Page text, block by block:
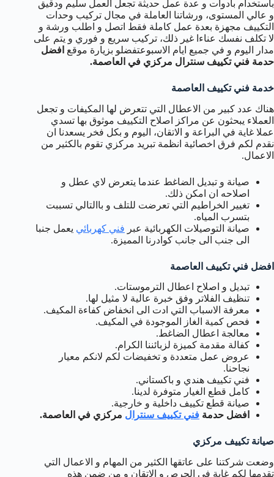
باستخدام بأدوات و عدة عمل حديثة تجعل العمل سليم ودقيق
و عالي المستوى، ورشاتنا العاملة في مجال تركيب وحدات
التكييف مجهزة بعدة عمل كاملة فقط اتصل و اطلب ورشة و
لا تكلف نفسك عناءا غير ذلك، تركيب سريع و فوري و يتم على
مدار اليوم و في جميع ايام الاسبوعتفضلو بزيارة موقع افضل
حدمة فني تكييف سنترال مركزي في العاصمة.
خدمة فني تكييف العاصمة
هناك عدد كبير من الاعطال التي تتعرض لها المكيفات و تجعل
العملاء يبحثون عن مراكز اصلاح التكييف موثوق بها تسدي
عملا غاية في البراعة و الاتقان، اليوم و بكل فخر يسعدنا ان
نقدم لكم فرق اخصائية انظمة تبريد مركزي تقوم بالكثير من
الاعمال.
صيانة و تبديل الضاغط عندما يتعرض لاي عطل و
اصلاحه ان امكن ذلك.
تغيير الخراطيم التي تعرضت للتلف و باالتالي تسببت
بتسرب المياه.
صيانة التوصيلات الكهربائية عبر فني كهربائي يعمل جنبا
الى جنب الى جانب كوادرنا المميزة.
افضل فني تكييف العاصمة
تبديل و اصلاح اعطال الترموستات.
تنظيف الفلاتر وفق خبرة عالية لا مثيل لها.
معرفة الاسباب التي ادت الى انخفاض كفاءة المكيف.
فحص كمية الغاز الموجودة في المكيف.
معالجة اعطال الضاغط.
كفالة مقدمة كميزة لزبائننا الكرام.
عروض عمل متعددة و تخفيضات لكم لانكم معيار
نجاحنا.
فني تكييف هندي و باكستاني.
كامل قطع الغيار متوفرة لدينا.
صيانة قطع تكييف داخلية و خارجية.
افضل حدمة فني تكييف سنترال مركزي في العاصمة.
صيانة تكييف مركزي
وضعت شركتنا على عاتقها الكثير من المهام و الاعمال التي
تقدمها لكم غاية في الحرص و الاتقان و من ضمن هذه